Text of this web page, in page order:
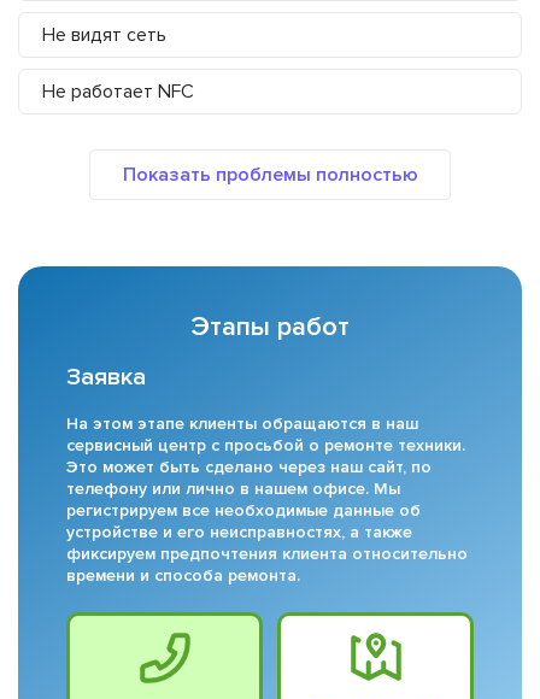
Не видят сеть
Не работает NFC
Этапы работ
Заявка
На этом этапе клиенты обращаются в наш
сервисный центр с просьбой о ремонте техники.
Это может быть сделано через наш сайт, по
телефону или лично в нашем офисе. Мы
регистрируем все необходимые данные об
устройстве и его неисправностях, а также
фиксируем предпочтения клиента относительно
времени и способа ремонта.